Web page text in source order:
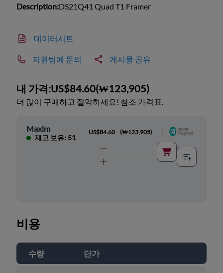
Description:DS21Q41 Quad T1 Framer
데이터시트
지원팀에 문의 게시물 공유
내 가격:US$84.60(₩123,905)
더 많이 구매하고 절약하세요! 참조 가격표.
Maxim
재고 보유: 51
US$84.60 (₩123,905)
비용
수량 단가